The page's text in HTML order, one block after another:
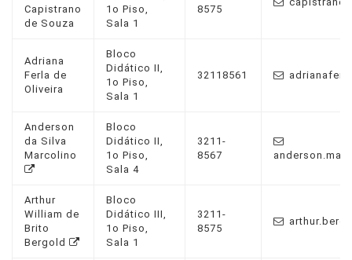
Capistrano
de Souza
1o Piso,
Sala 1
8575
Adriana
Ferla de
Oliveira
Bloco
Didático II,
1o Piso,
Sala 1
32118561
Anderson
da Silva
Marcolino
Bloco
Didático II,
1o Piso,
Sala 4
3211-
8567
Arthur
William de
Brito
Bergold
Bloco
Didático III,
1o Piso,
Sala 1
3211-
8575